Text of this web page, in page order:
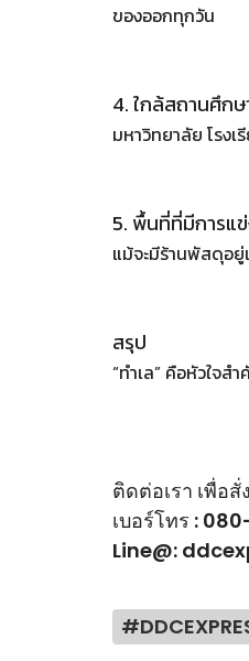
ของออกทุกวัน
4. ใกล้สถานศึกษ
มหาวิทยาลัย โรง
5. พื้นที่ที่มีการแ
แม้จะมีร้านพัสดุอยู่
สรุป
“ทำเล” คือหัวใจ
ติดต่อเรา เพื่อ
เบอร์โทร :
Line@: